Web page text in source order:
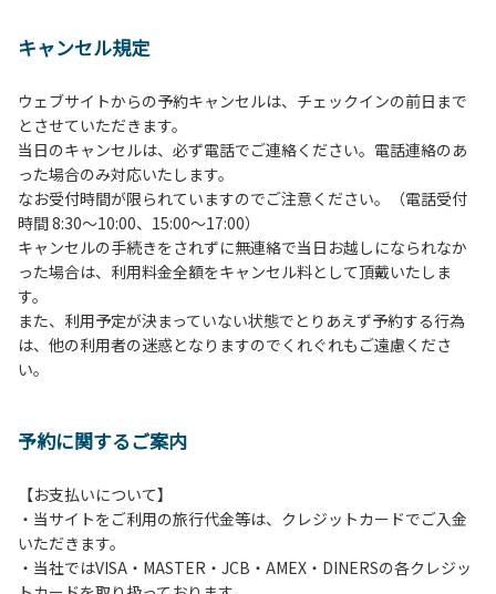
２、中学生以下だけでの利用はできません。高校生以上の方
３、テントサイト（多目的広場を含む。）の使用は、事前に
予約いただいた方のみで、連泊の方を除き、正午からです。
基本的に、テント1張りにつき1区画の予約をお願いします。
管理棟にてチェックインの手続きを行ってください。午後3
時前にお越しの方は、午後3時になりましたら管理棟にて手
続きを行ってください。午後5時過ぎにお越しの方は、翌朝
手続きを行ってください。
４、車両は、荷物の積み下ろし時以外は、駐車場にとめてく
ださい。
５、チェックアウトは、午前10時まで（日帰り使用の場合は
午後5時まで）です。チェックインの手続きを行っていない
方や使用人数が増えた場合は、必ず手続きを行ってくださ
ら午前10時までの間にゴミステーションに出してください。
は、お持ち帰りをお願いします。
【禁止事項】
カラオケ、発電機、地面での直火による焚き火、キャンプフ
ァイヤー、打ち上げ式花火、テントサウナの設置
キャンセル規定
ウェブサイトからの予約キャンセルは、チェックインの前日まで
とさせていただきます。
当日のキャンセルは、必ず電話でご連絡ください。電話連絡のあ
った場合のみ対応いたします。
なお受付時間が限られていますのでご注意ください。（電話受付
時間 8:30～10:00、15:00～17:00）
キャンセルの手続きをされずに無連絡で当日お越しになられなか
った場合は、利用料金全額をキャンセル料として頂戴いたしま
す。
また、利用予定が決まっていない状態でとりあえず予約する行為
は、他の利用者の迷惑となりますのでくれぐれもご遠慮くださ
い。
予約に関するご案内
【お支払いについて】
・当サイトをご利用の旅行代金等は、クレジットカードでご入金
いただきます。
・当社ではVISA・MASTER・JCB・AMEX・DINERSの各クレジッ